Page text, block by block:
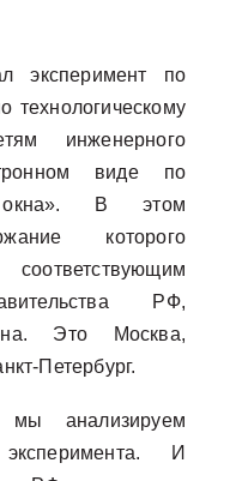
эксперимент по
технологическому
инженерного
виде по
окна». В этом
которого
РФ,
Это Москва,
Петербург.
анализируем
И